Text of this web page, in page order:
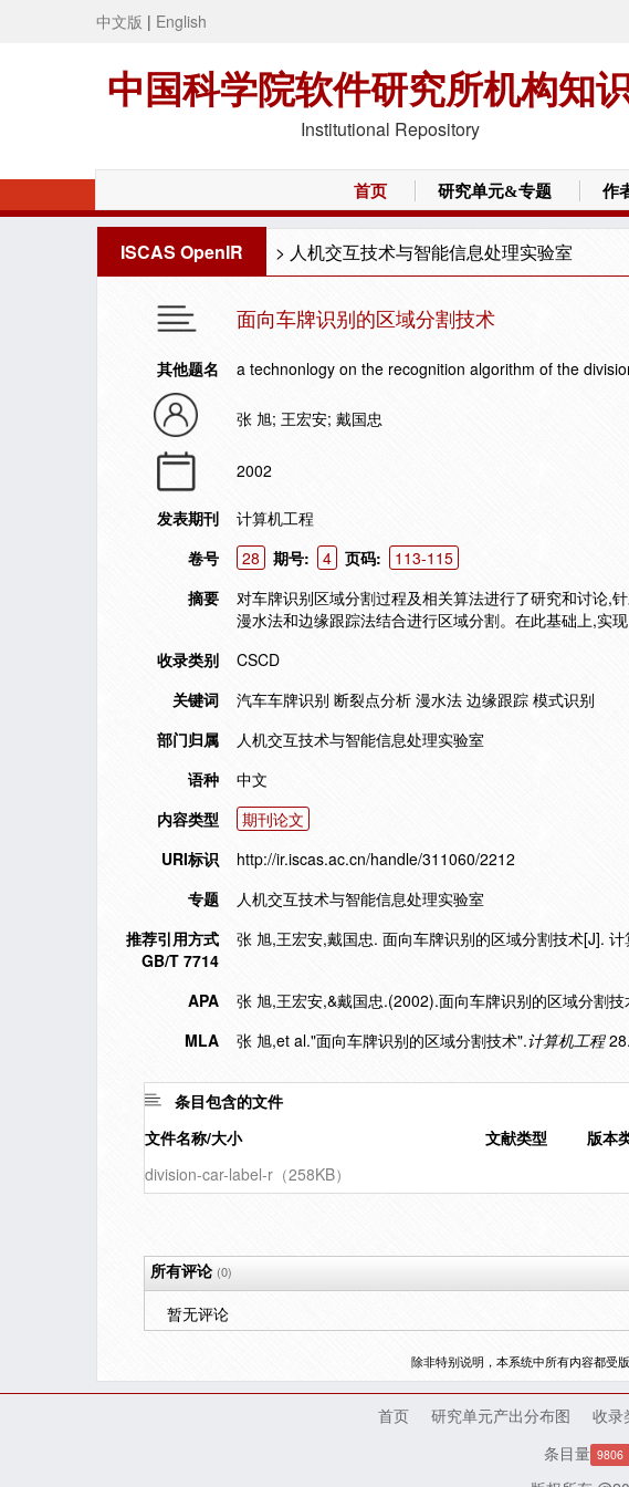
中文版 | English
中国科学院软件研究所机构知
Institutional Repository
首页 研究单元&专题 作
ISCAS OpenIR > 人机交互技术与智能信息处理实验室
面向车牌识别的区域分割技术
其他题名 a technonlogy on the recognition algorithm of the
张 旭; 王宏安; 戴国忠
2002
发表期刊
计算机工程
卷号
28 期号: 4 页码:
113-115
摘要
对车牌识别区域分割过程及相关算法进行了研究和讨论,
漫水法和边缘跟踪法结合进行区域分割。在此基础上,实
收录类别
CSCD
关键词
汽车车牌识别 断裂点分析 漫水法 边缘跟踪 模式识别
部门归属
人机交互技术与智能信息处理实验室
语种
中文
内容类型
期刊论文
URI标识
http://ir.iscas.ac.cn/handle/311060/2212
专题
人机交互技术与智能信息处理实验室
推荐引用方式
GB/T 7714
张 旭,王宏安,戴国忠. 面向车牌识别的区域分割技术[J].
APA 张 旭,王宏安,&戴国忠.(2002).面向车牌识别的区域分割技
MLA
张 旭,et al."面向车牌识别的区域分割技术".计算机工程
条目包含的文件
文件名称/大小
文献类型 版本
division-car-label-r（258KB）
所有评论(0)
暂无评论
除非特别说明，本系统中所有内容都受
首页 研究单元产出分布图 收录
条目量 9806